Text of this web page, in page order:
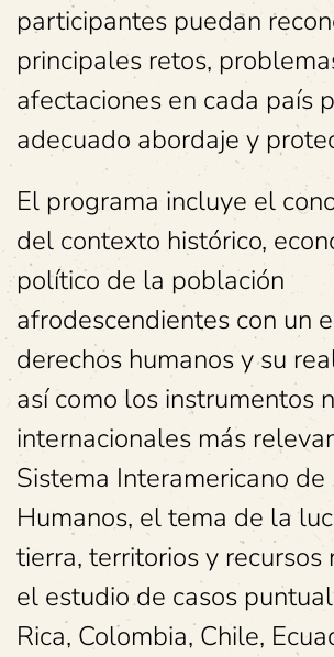
participantes puedan
principales retos,
afectaciones en cada país
adecuado abordaje y
El programa incluye el
del contexto histórico,
político de la población
afrodescendientes con un
derechos humanos y su
así como los instrumentos
internacionales más
Sistema Interamericano de
Humanos, el tema de la
tierra, territorios y recursos
el estudio de casos
Rica, Colombia, Chile,